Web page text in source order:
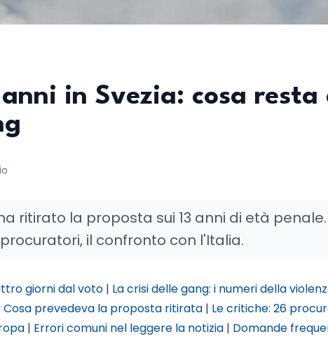
in Svezia: cosa resta
ha ritirato la proposta sui 13 anni di età
il confronto con l'Italia.
giorni dal voto | La crisi delle gang: i numeri della
Cosa prevedeva la proposta ritirata | Le critiche: 26
| Errori comuni nel leggere la notizia | Domande